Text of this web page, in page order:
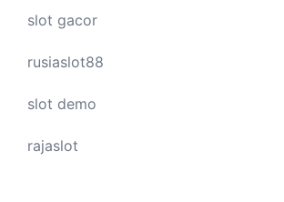
slot gacor
rusiaslot88
slot demo
rajaslot